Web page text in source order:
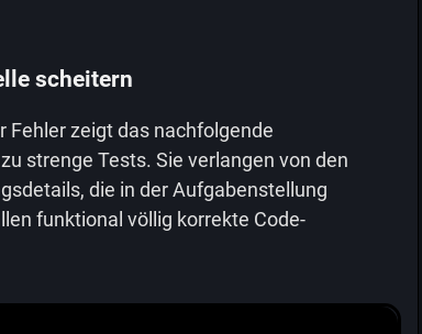
scheitern
Fehler zeigt das nachfolgende
strenge Tests. Sie verlangen von den
die in der Aufgabenstellung
funktional völlig korrekte Code-